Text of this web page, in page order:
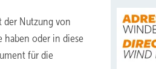
der Nutzung von
haben oder in diese
für die